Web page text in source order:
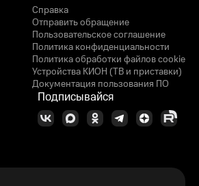
Справка
Отправить обращение
Пользовательское соглашение
Политика конфиденциальности
Политика обработки файлов cookie
Устройства КИОН (ТВ и приставки)
Документация пользования ПО
Подписывайся